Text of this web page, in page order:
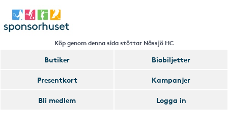
Köp genom denna sida stöttar Nässjö HC
Butiker
Biobiljetter
Presentkort
Kampanjer
Bli medlem
Logga in